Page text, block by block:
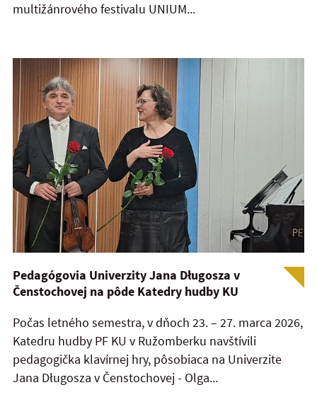
multižánrového festivalu UNIUM...
Pedagógovia Univerzity Jana Długosza v
Čenstochovej na pôde Katedry hudby KU
Počas letného semestra, v dňoch 23. – 27. marca 2026,
Katedru hudby PF KU v Ružomberku navštívili
pedagogička klavírnej hry, pôsobiaca na Univerzite
Jana Długosza v Čenstochovej - Olga...